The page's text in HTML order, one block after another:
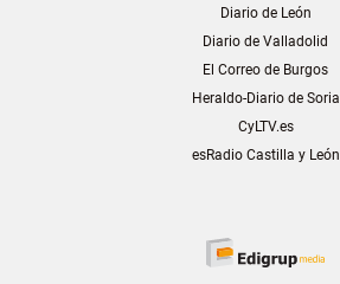
Diario de León
Diario de Valladolid
El Correo de Burgos
Heraldo-Diario de Soria
CyLTV.es
esRadio Castilla y León